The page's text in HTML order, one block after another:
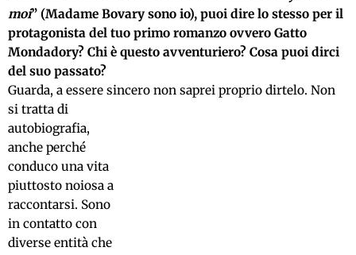
moi” (Madame Bovary sono io), puoi dire lo stesso per il
protagonista del tuo primo romanzo ovvero Gatto
Mondadory? Chi è questo avventuriero? Cosa puoi dirci
del suo passato?
Guarda, a essere sincero non saprei proprio dirtelo. Non
si tratta di
autobiografia,
anche perché
conduco una vita
piuttosto noiosa a
raccontarsi. Sono
in contatto con
diverse entità che